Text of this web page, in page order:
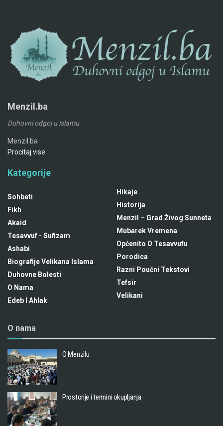
Menzil.ba
Duhovni odgoj u islamu
Menzil.ba
Procitaj vise
Kategorije
Sohbeti
Fikh
Akaid
Tesavvuf - Sufizam
Ashabi
Biografije Velikana Islama
Duhovne Bolesti
O Nama
Edeb I Ahlak
Hikaje
Historija
Menzil – Grad Živog Sunneta
Mubarek Vremena
Općenito O Tesavvufu
Porodica
Razni Poučni Tekstovi
Tefsir
Velikani
O nama
O Menzilu
Prostorije i termini okupljanja